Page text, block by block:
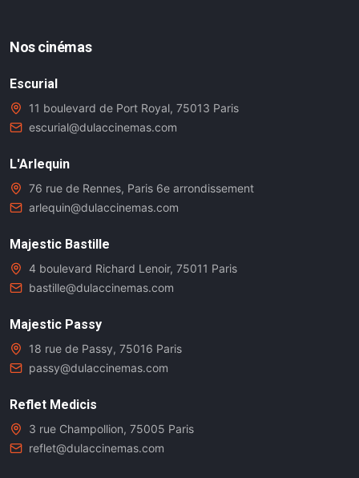
Nos cinémas
Escurial
11 boulevard de Port Royal, 75013 Paris
escurial@dulaccinemas.com
L'Arlequin
76 rue de Rennes, Paris 6e arrondissement
arlequin@dulaccinemas.com
Majestic Bastille
4 boulevard Richard Lenoir, 75011 Paris
bastille@dulaccinemas.com
Majestic Passy
18 rue de Passy, 75016 Paris
passy@dulaccinemas.com
Reflet Medicis
3 rue Champollion, 75005 Paris
reflet@dulaccinemas.com